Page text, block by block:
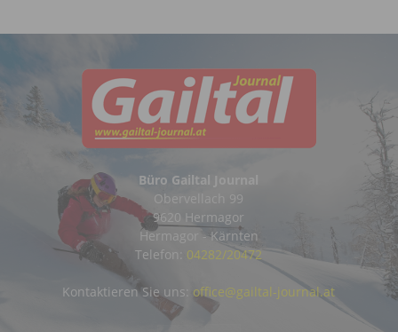
Büro Gailtal Journal
Obervellach 99
9620 Hermagor
Hermagor - Kärnten
Telefon: 04282/20472
Kontaktieren Sie uns: office@gailtal-journal.at